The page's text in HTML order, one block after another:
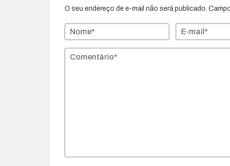
O seu endereço de e-mail não será publicado.